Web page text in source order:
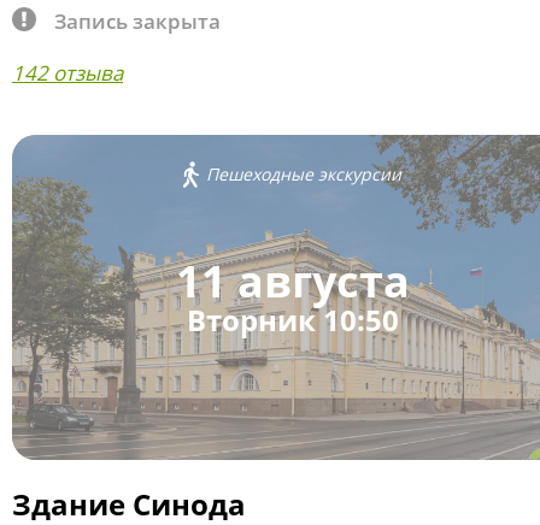
Запись закрыта
142 отзыва
Пешеходные экскурсии
11 августа
Вторник 10:50
Здание Синода